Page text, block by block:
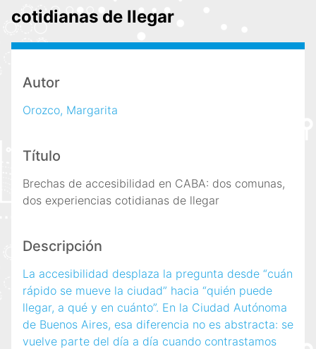
cotidianas de llegar
Autor
Orozco, Margarita
Título
Brechas de accesibilidad en CABA: dos comunas,
dos experiencias cotidianas de llegar
Descripción
La accesibilidad desplaza la pregunta desde “cuán
rápido se mueve la ciudad” hacia “quién puede
llegar, a qué y en cuánto”. En la Ciudad Autónoma
de Buenos Aires, esa diferencia no es abstracta: se
vuelve parte del día a día cuando contrastamos